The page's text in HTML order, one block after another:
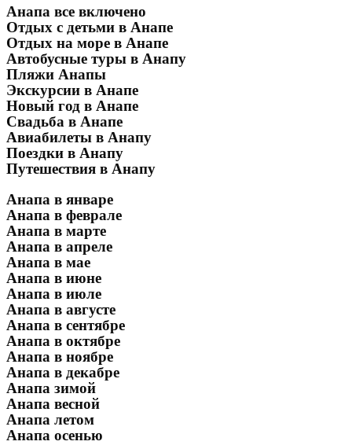
Анапа все включено
Отдых с детьми в Анапе
Отдых на море в Анапе
Автобусные туры в Анапу
Пляжи Анапы
Экскурсии в Анапе
Новый год в Анапе
Свадьба в Анапе
Авиабилеты в Анапу
Поездки в Анапу
Путешествия в Анапу
Анапа в январе
Анапа в феврале
Анапа в марте
Анапа в апреле
Анапа в мае
Анапа в июне
Анапа в июле
Анапа в августе
Анапа в сентябре
Анапа в октябре
Анапа в ноябре
Анапа в декабре
Анапа зимой
Анапа весной
Анапа летом
Анапа осенью